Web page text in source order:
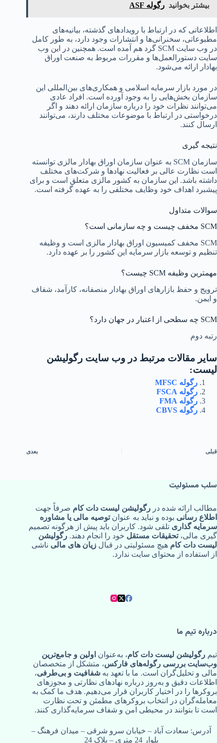
بیشتر بخوانید رگوله ASF
اطلاعاتی که در ارتباط با رویدادهای گذشته، بیانیه‌های
مطبوعاتی، سخنرانی‌ها و انتشارات وجود دارد، به طور کامل
در وب سایت SCM گرد هم آمده است. همچنین در این وب
سایت دستورالعمل‌ها و مقررات مربوط به صنعت اوراق
بهادار ارائه می‌شود.
در مورد بازار سرمایه اسلامی و همکاری‌های بین‌المللی این
سازمان بخش‌هایی را به وجود آورده است. افراد عادی
می‌توانند نظرات خود را درباره سازمان ارائه دهند و اگر
درخواستی در ارتباط با موضوعات مختلف دارند، می‌توانند
ارسال کنند.
نتیجه گیری
سازمان SCM به عنوان سازمان اوراق بهادار مالزی توانسته
است نظارت عالی بر فعالیت نهادها و شرکت‌های مختلف
داشته باشد. این سازمان به کشور مالزی متعلق است و برای
پیشبرد اهداف خود وظایف مختلفی را به عهده گرفته است.
سوالات متداول
SCM مخفف چیست و چه سازمانی است؟
SCM مخفف کمیسیون اوراق بهادار مالزی است و وظیفه
تنظیم و توسعه بازار سرمایه این کشور را بر عهده دارد.
مهمترین وظیفه SCM چیست؟
ترویج و حفظ بازارهای اوراق بهادار منصفانه، کارآمد، شفاف
و ایمن.
SCM چه سطحی از اعتبار در جهان دارد؟
رتبه دوم
سایر مقالات مرتبط در وب سایت رگولیشن
لیست:
رگوله MFSC
رگوله FSCA
رگوله FMA
رگوله CBVS
قبلی بعدی
سلب مسئولیت
مطالب ارائه‌ شده در رگولیشن لیست دات کام صرفاً جهت
اطلاع‌ رسانی بوده و نباید به‌ عنوانتوصیه مالی یا مشاوره
سرمایه‌ گذاری تلقی شود. کاربران باید پیش از هرگونه تصمیم‌
گیری مالی،تحقیقات مستقل خود را انجام دهند. رگولیشن
لیست دات کام هیچ مسئولیتی در قبال زیان‌ های مالی ناشی
از استفاده از محتوای سایت ندارد.
درباره تیم ما
تیم رگولیشن لیست دات کام، به‌عنوان اولین و جامع‌ترین
وب‌سایت بررسی رگوله‌های فارکس، متشکل از متخصصان
مالی و تحلیل‌گران است. ما با تعهد به شفافیت و بی‌طرفی،
اطلاعات دقیق و به‌روز درباره نهادهای نظارتی و مجوزهای
بروکرها را در اختیار کاربران قرار می‌دهیم. هدف ما کمک به
معامله‌گران در انتخاب بروکرهای مطمئن و تحت نظارت
است تا بتوانند در محیطی امن و شفاف سرمایه‌گذاری کنند.
آدرس: سعادت آباد – خیابان سرو شرقی – میدان فرهنگ –
بلوار 24 متری – پلاک 24